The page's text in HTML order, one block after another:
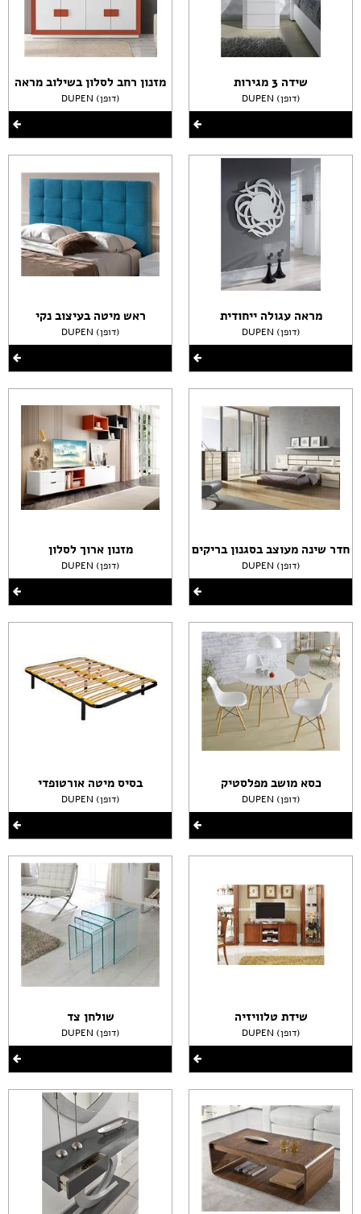
שידה 3 מגירות
DUPEN (דופן)
מראה עגולה ייחודית
DUPEN (דופן)
חדר שינה מעוצב בסגנון בריקים
DUPEN (דופן)
כסא מושב מפלסטיק
DUPEN (דופן)
שידת טלוויזיה
DUPEN (דופן)
מזנון רחב לסלון בשילוב מראה
DUPEN (דופן)
ראש מיטה בעיצוב נקי
DUPEN (דופן)
מזנון ארוך לסלון
DUPEN (דופן)
בסיס מיטה אורטופדי
DUPEN (דופן)
שולחן צד
DUPEN (דופן)